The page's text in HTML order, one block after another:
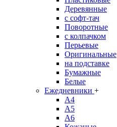
Деревянные
с софт-тач
Поворотные
с колпачком
Перьевые
Оригинальные
на подставке
Бумажные
Белые
Ежедневники +
A4
A5
A6